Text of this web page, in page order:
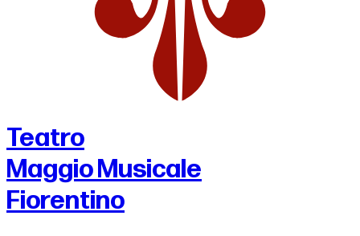
Teatro
Maggio Musicale
Fiorentino